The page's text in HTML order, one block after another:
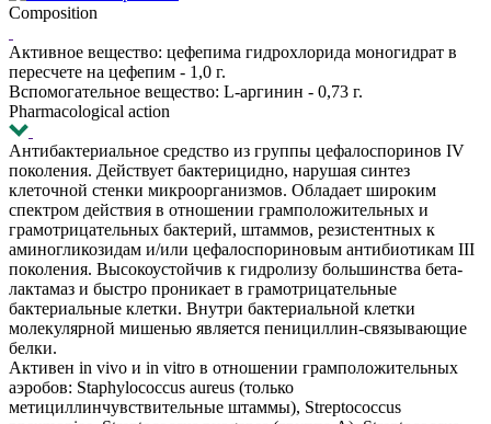
Composition
Активное вещество: цефепима гидрохлорида моногидрат в
пересчете на цефепим - 1,0 г.
Вспомогательное вещество: L-аргинин - 0,73 г.
Pharmacological action
Антибактериальное средство из группы цефалоспоринов IV
поколения. Действует бактерицидно, нарушая синтез
клеточной стенки микроорганизмов. Обладает широким
спектром действия в отношении грамположительных и
грамотрицательных бактерий, штаммов, резистентных к
аминогликозидам и/или цефалоспориновым антибиотикам III
поколения. Высокоустойчив к гидролизу большинства бета-
лактамаз и быстро проникает в грамотрицательные
бактериальные клетки. Внутри бактериальной клетки
молекулярной мишенью является пенициллин-связывающие
белки.
Активен in vivo и in vitro в отношении грамположительных
аэробов: Staphylococcus aureus (только
метициллинчувствительные штаммы), Streptococcus